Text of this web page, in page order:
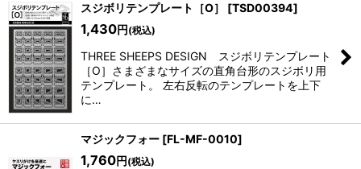
在庫あり
並び順:
スジボリテンプレート［O］ [TSD00394]
1,430円 (税込)
THREE SHEEPS DESIGN スジボリテンプレート
［O］さまざまなサイズの直角台形のスジボリ用
テンプレート。 左右反転のテンプレートを上下
に…
マジックフォー [FL-MF-0010]
1,760円 (税込)